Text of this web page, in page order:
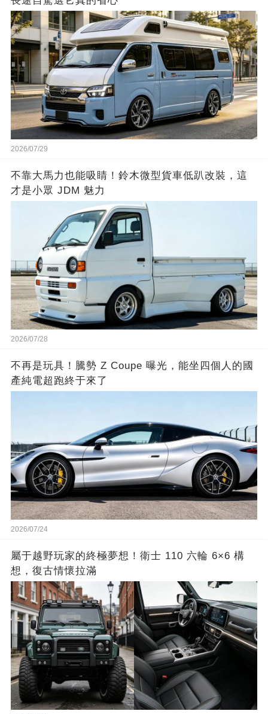
2026/07/29
不靠大馬力也能吸睛！鈴木微型貨車低趴改裝，這
才是小眾 JDM 魅力
2026/07/28
不再是玩具！騰勢 Z Coupe 曝光，能坐四個人的國
產純電超跑終于來了
2026/07/24
屬于越野玩家的終極夢想！衛士 110 六輪 6×6 構
想，復古情懷拉滿